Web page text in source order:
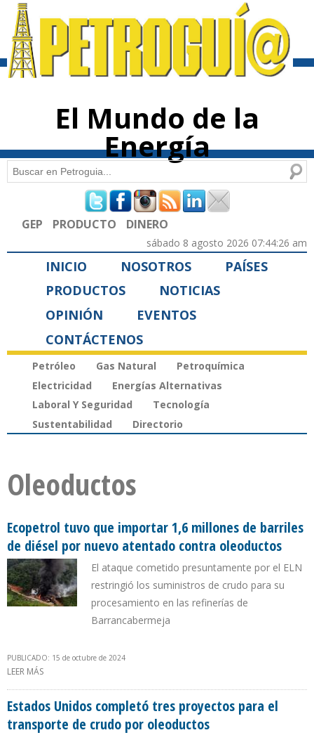
contenido
El Mundo de la
Energía
Formulario de búsqueda
Buscar
GEP PRODUCTO DINERO
sábado 8 agosto 2026 07:44:26 am
INICIO NOSOTROS
PAÍSES
PRODUCTOS
NOTICIAS
OPINIÓN
EVENTOS
CONTÁCTENOS
Petróleo Gas Natural
Petroquímica
Electricidad
Energías Alternativas
Laboral Y Seguridad
Tecnología
Sustentabilidad
Directorio
Oleoductos
Ecopetrol tuvo que importar 1,6 millones de barriles
de diésel por nuevo atentado contra oleoductos
El ataque cometido presuntamente por el ELN
restringió los suministros de crudo para su
procesamiento en las refinerías de
Barrancabermeja
PUBLICADO: 15 de octubre de 2024
LEER MÁS
OLEODUCTOS
Estados Unidos completó tres proyectos para el
transporte de crudo por oleoductos